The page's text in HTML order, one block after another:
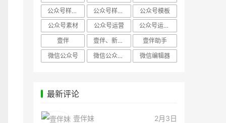
公众号样式，微信公众号排版
公众号样式，微信编辑器
公众号模板
公众号素材
公众号运营
公众号运营，公众号编辑器
壹伴
壹伴、新媒体运营
壹伴助手
微信公众号
微信公众号，样式模板、公众号样式 微信编辑器
最新评论
壹伴妹 2月3日